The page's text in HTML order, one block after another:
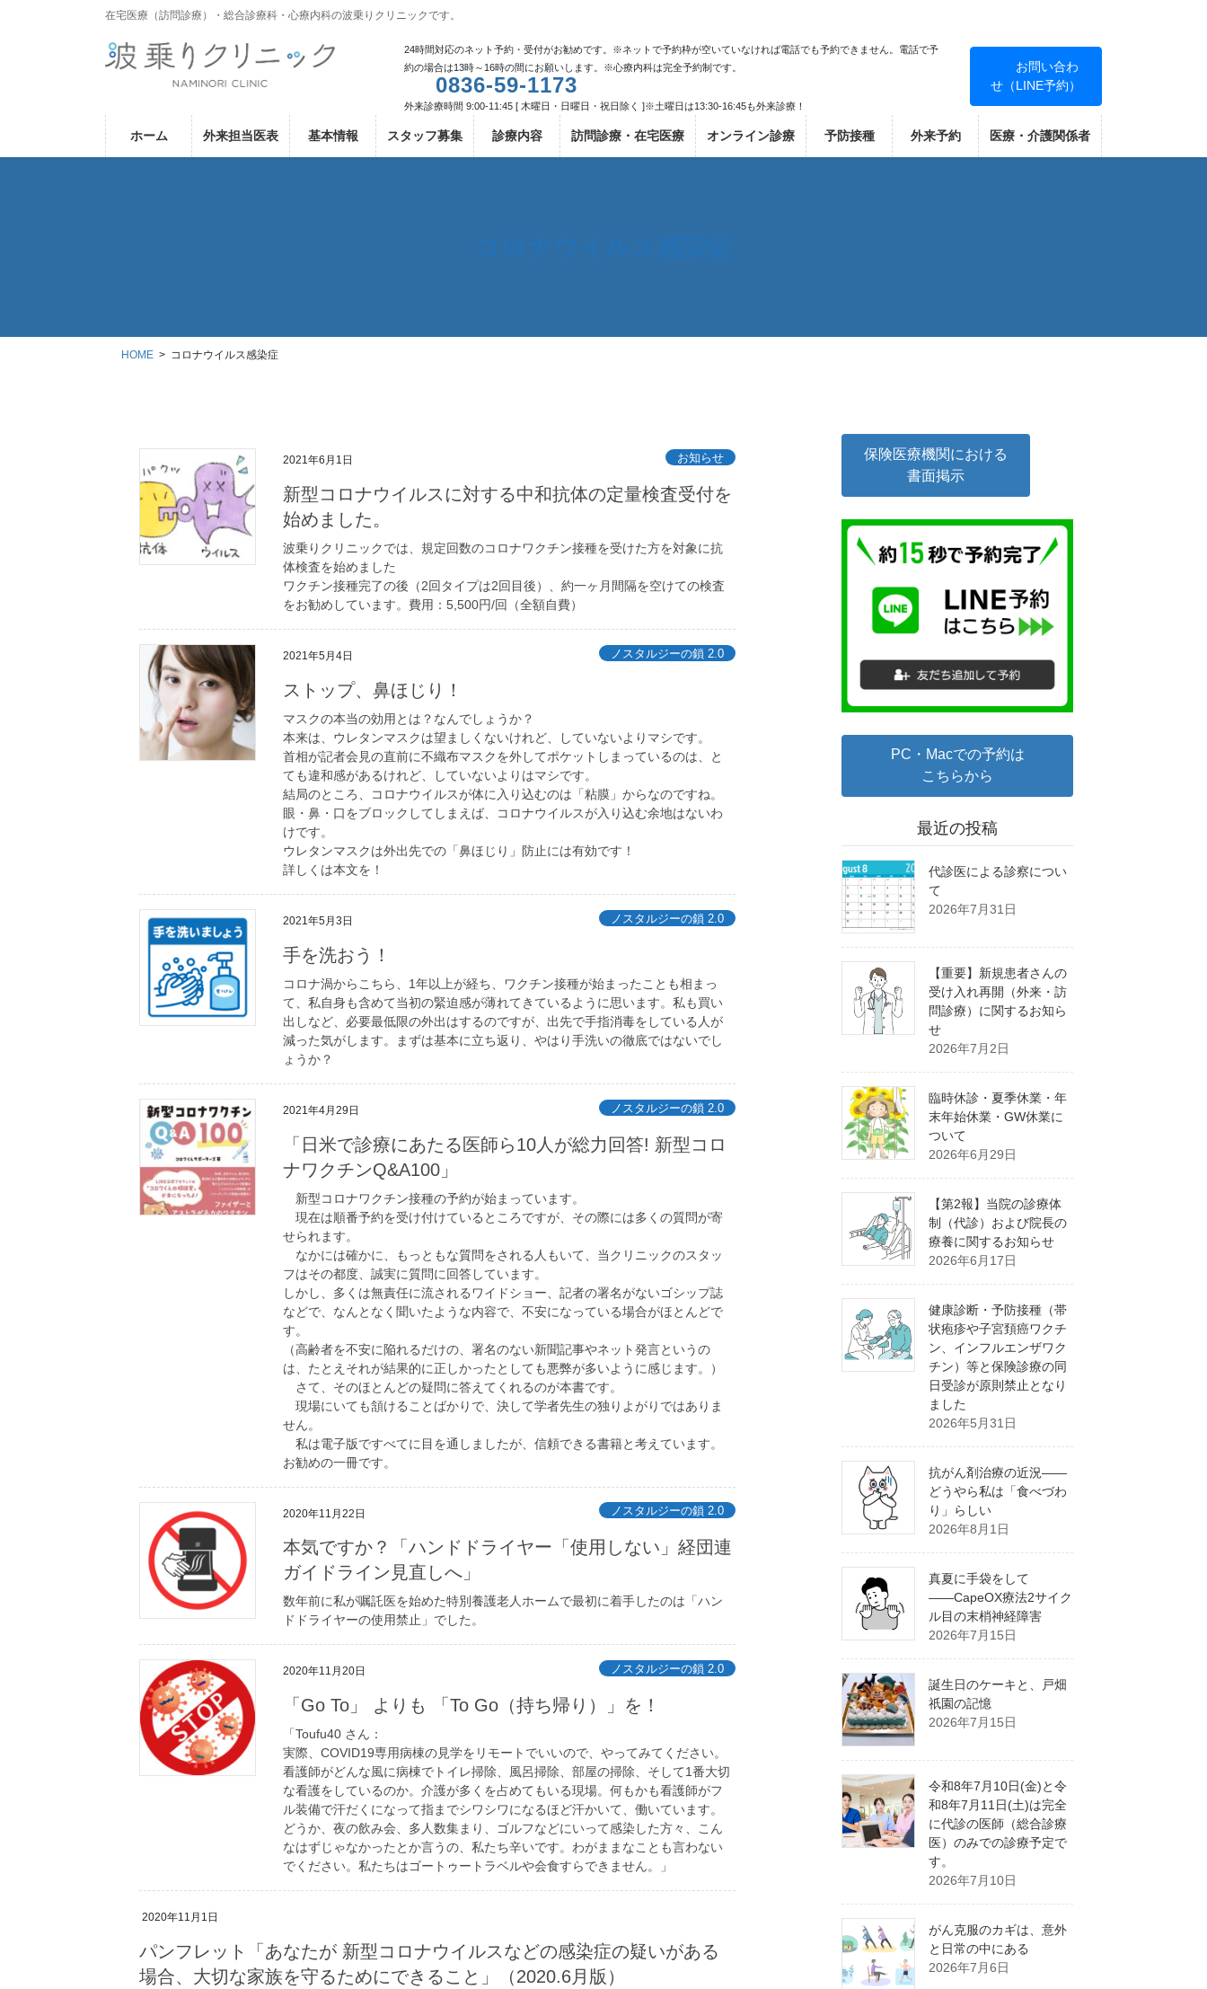
動
に
在宅医療（訪問診療）・総合診療科・心療内科の波乗りクリニックです。
24時間対応のネット予約・受付がお勧めです。※ネットで予約枠が空いていなければ電話でも予約できません。電話で予
約の場合は13時～16時の間にお願いします。※心療内科は完全予約制です。
0836-59-1173
外来診療時間 9:00-11:45 [ 木曜日・日曜日・祝日除く ]※土曜日は13:30-16:45も外来診療！
お問い合わ
せ（LINE予約）
ホーム 外来担当医表 基本情報 スタッフ募集 診療内容 訪問診療・在宅医療 オンライン診療 予防接種 外来予約 医療・介護関係者
コロナウイルス感染症
HOME コロナウイルス感染症
2021年6月1日 お知らせ
新型コロナウイルスに対する中和抗体の定量検査受付を
始めました。
波乗りクリニックでは、規定回数のコロナワクチン接種を受けた方を対象に抗
体検査を始めました
ワクチン接種完了の後（2回タイプは2回目後）、約一ヶ月間隔を空けての検査
をお勧めしています。費用：5,500円/回（全額自費）
2021年5月4日 ノスタルジーの鎖 2.0
ストップ、鼻ほじり！
マスクの本当の効用とは？なんでしょうか？
本来は、ウレタンマスクは望ましくないけれど、していないよりマシです。
首相が記者会見の直前に不織布マスクを外してポケットしまっているのは、と
ても違和感があるけれど、していないよりはマシです。
結局のところ、コロナウイルスが体に入り込むのは「粘膜」からなのですね。
眼・鼻・口をブロックしてしまえば、コロナウイルスが入り込む余地はないわ
けです。
ウレタンマスクは外出先での「鼻ほじり」防止には有効です！
詳しくは本文を！
2021年5月3日 ノスタルジーの鎖 2.0
手を洗おう！
コロナ渦からこちら、1年以上が経ち、ワクチン接種が始まったことも相まっ
て、私自身も含めて当初の緊迫感が薄れてきているように思います。私も買い
出しなど、必要最低限の外出はするのですが、出先で手指消毒をしている人が
減った気がします。まずは基本に立ち返り、やはり手洗いの徹底ではないでし
ょうか？
2021年4月29日 ノスタルジーの鎖 2.0
「日米で診療にあたる医師ら10人が総力回答! 新型コロ
ナワクチンQ&A100」
新型コロナワクチン接種の予約が始まっています。
現在は順番予約を受け付けているところですが、その際には多くの質問が寄
せられます。
なかには確かに、もっともな質問をされる人もいて、当クリニックのスタッ
フはその都度、誠実に質問に回答しています。
しかし、多くは無責任に流されるワイドショー、記者の署名がないゴシップ誌
などで、なんとなく聞いたような内容で、不安になっている場合がほとんどで
す。
（高齢者を不安に陥れるだけの、署名のない新聞記事やネット発言というの
は、たとえそれが結果的に正しかったとしても悪弊が多いように感じます。）
さて、そのほとんどの疑問に答えてくれるのが本書です。
現場にいても頷けることばかりで、決して学者先生の独りよがりではありま
せん。
私は電子版ですべてに目を通しましたが、信頼できる書籍と考えています。
お勧めの一冊です。
2020年11月22日 ノスタルジーの鎖 2.0
本気ですか？「ハンドドライヤー「使用しない」経団連
ガイドライン見直しへ」
数年前に私が嘱託医を始めた特別養護老人ホームで最初に着手したのは「ハン
ドドライヤーの使用禁止」でした。
2020年11月20日 ノスタルジーの鎖 2.0
「Go To」 よりも 「To Go（持ち帰り）」を！
「Toufu40 さん：
実際、COVID19専用病棟の見学をリモートでいいので、やってみてください。
看護師がどんな風に病棟でトイレ掃除、風呂掃除、部屋の掃除、そして1番大切
な看護をしているのか。介護が多くを占めてもいる現場。何もかも看護師がフ
ル装備で汗だくになって指までシワシワになるほど汗かいて、働いています。
どうか、夜の飲み会、多人数集まり、ゴルフなどにいって感染した方々、こん
なはずじゃなかったとか言うの、私たち辛いです。わがままなことも言わない
でください。私たちはゴートゥートラベルや会食すらできません。」
2020年11月1日
パンフレット「あなたが 新型コロナウイルスなどの感染症の疑いがある
場合、大切な家族を守るためにできること」（2020.6月版）
保険医療機関における
書面掲示
PC・Macでの予約は
こちらから
最近の投稿
代診医による診察につい
て
2026年7月31日
【重要】新規患者さんの
受け入れ再開（外来・訪
問診療）に関するお知ら
せ
2026年7月2日
臨時休診・夏季休業・年
末年始休業・GW休業に
ついて
2026年6月29日
【第2報】当院の診療体
制（代診）および院長の
療養に関するお知らせ
2026年6月17日
健康診断・予防接種（帯
状疱疹や子宮頚癌ワクチ
ン、インフルエンザワク
チン）等と保険診療の同
日受診が原則禁止となり
ました
2026年5月31日
抗がん剤治療の近況――
どうやら私は「食べづわ
り」らしい
2026年8月1日
真夏に手袋をして
――CapeOX療法2サイク
ル目の末梢神経障害
2026年7月15日
誕生日のケーキと、戸畑
祇園の記憶
2026年7月15日
令和8年7月10日(金)と令
和8年7月11日(土)は完全
に代診の医師（総合診療
医）のみでの診療予定で
す。
2026年7月10日
がん克服のカギは、意外
と日常の中にある
2026年7月6日